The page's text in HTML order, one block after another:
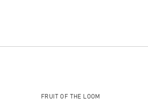
FRUIT OF THE LOOM